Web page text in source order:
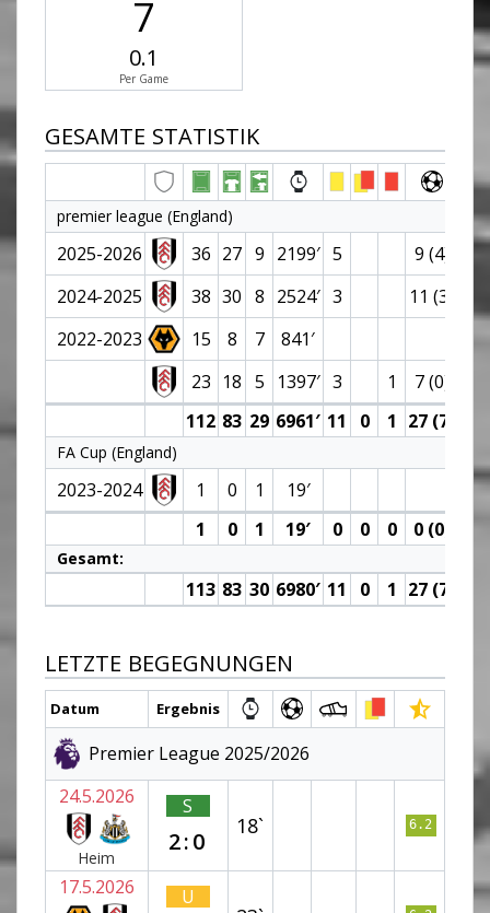
7
0.1
Per Game
GESAMTE STATISTIK
premier league (England)
2025-2026 36 27 9 2199′ 5 9 (4)
3
2024-2025
38 30 8 2524′ 3 11 (3)
2022-2023
15 8 7 841′
23 18 5 1397′ 3 1
7 (0)
112 83 29 6961′ 11 0 1 27 (7)
FA Cup (England)
2023-2024 1 0 1
19′
1
0 1 19′ 0 0 0 0 (0)
Gesamt:
113 83 30 6980′ 11 0 1 27 (7)
LETZTE BEGEGNUNGEN
Datum Ergebnis
Premier League 2025/2026
24.5.2026
Heim
S
2:0
18` 6.2
17.5.2026 U